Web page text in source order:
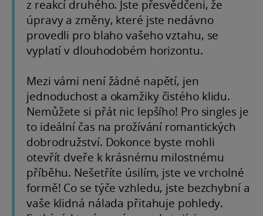
z reakcí druhého. Jste přesvědčeni, že
úpravy a změny, které jste nedávno
provedli pro blaho vašeho vztahu, se
vyplatí v dlouhodobém horizontu.
Mezi vámi není žádné napětí, jen
jednoduchost a okamžiky čistého klidu.
Nemůžete si přát nic lepšího! Pro singles je
to ideální čas na prožívání romantických
dobrodružství. Dokonce byste mohli
otevřít dveře k krásnému milostnému
příběhu. Nešetříte úsilím, jste ve vrcholné
formě! Co se týče vzhledu, jste bezchybní a
vaše klidná nálada přitahuje pohledy.